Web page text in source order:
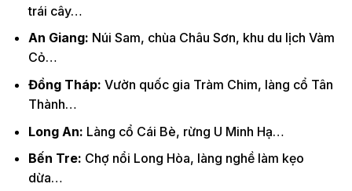
trái cây…
An Giang: Núi Sam, chùa Châu Sơn, khu du lịch Vàm
Cỏ…
Đồng Tháp: Vườn quốc gia Tràm Chim, làng cổ Tân
Thành…
Long An: Làng cổ Cái Bè, rừng U Minh Hạ…
Bến Tre: Chợ nổi Long Hòa, làng nghề làm kẹo
dừa…